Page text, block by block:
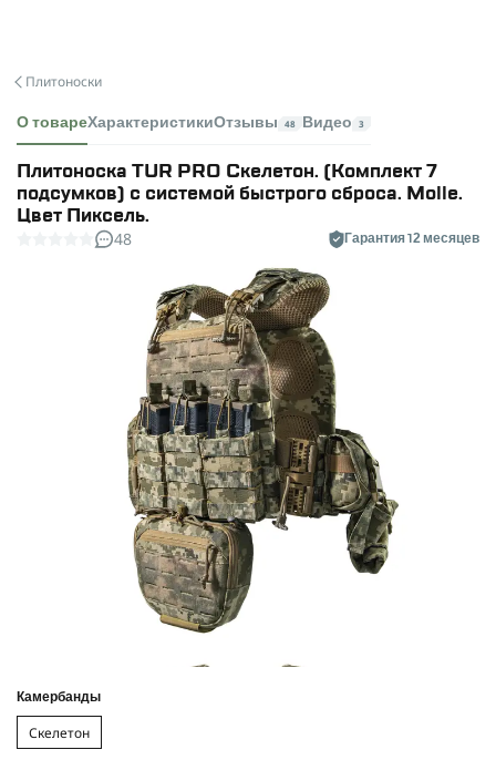
Плитоноски
О товареХарактеристикиОтзывы 48 Видео 3
Плитоноска TUR PRO Скелетон. (Комплект 7
подсумков) с системой быстрого сброса. Molle.
Цвет Пиксель.
48 Гарантия 12 месяцев
Камербанды
Скелетон